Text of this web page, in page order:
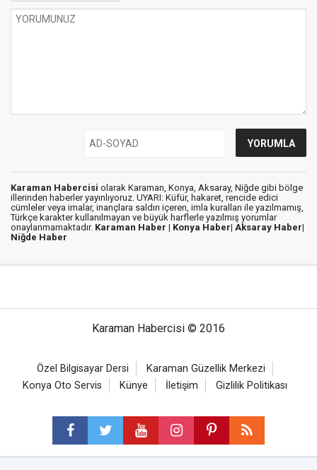
Karaman Habercisi olarak Karaman, Konya, Aksaray, Niğde gibi bölge
illerinden haberler yayınlıyoruz. UYARI: Küfür, hakaret, rencide edici
cümleler veya imalar, inançlara saldırı içeren, imla kuralları ile yazılmamış,
Türkçe karakter kullanılmayan ve büyük harflerle yazılmış yorumlar
onaylanmamaktadır. Karaman Haber | Konya Haber| Aksaray Haber|
Niğde Haber
Karaman Habercisi © 2016
Özel Bilgisayar Dersi
Karaman Güzellik Merkezi
Konya Oto Servis
Künye İletişim Gizlilik Politikası